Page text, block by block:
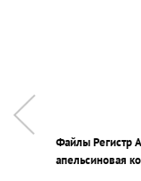
Файлы Регистр
апельсиновая